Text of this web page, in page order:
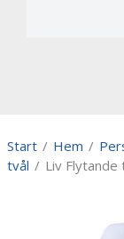
Start / Hem /
tvål / Liv